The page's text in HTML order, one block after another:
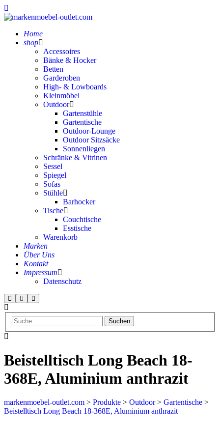
Home
shop
Accessoires
Bänke & Hocker
Betten
Garderoben
High- & Lowboards
Kleinmöbel
Outdoor
Gartenstühle
Gartentische
Outdoor-Lounge
Outdoor Sitzsäcke
Sonnenliegen
Schränke & Vitrinen
Sessel
Spiegel
Sofas
Stühle
Barhocker
Tische
Couchtische
Esstische
Warenkorb
Marken
Über Uns
Kontakt
Impressum
Datenschutz
Beistelltisch Long Beach 18-
368E, Aluminium anthrazit
markenmoebel-outlet.com > Produkte > Outdoor> Gartentische >
Beistelltisch Long Beach 18-368E, Aluminium anthrazit